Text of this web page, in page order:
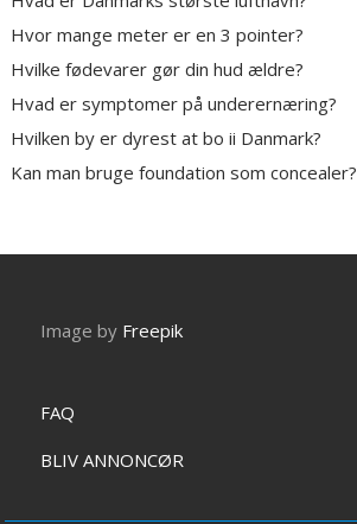
Hvor mange meter er en 3 pointer?
Hvilke fødevarer gør din hud ældre?
Hvad er symptomer på underernæring?
Hvilken by er dyrest at bo ii Danmark?
Kan man bruge foundation som concealer?
Image by Freepik
FAQ
BLIV ANNONCØR